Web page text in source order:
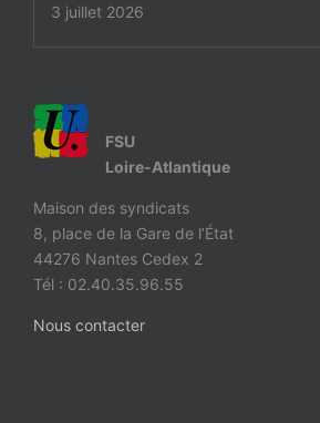
3 juillet 2026
FSU
Loire-Atlantique
Maison des syndicats
8, place de la Gare de l’État
44276 Nantes Cedex 2
Tél : 02.40.35.96.55
Nous contacter